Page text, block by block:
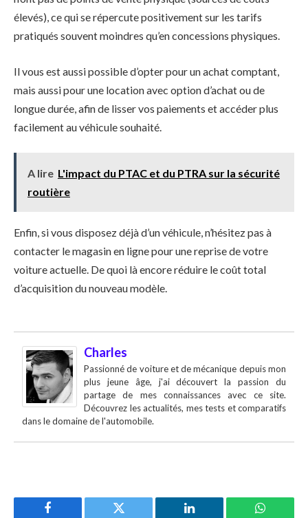
élevés), ce qui se répercute positivement sur les tarifs
pratiqués souvent moindres qu’en concessions physiques.
Il vous est aussi possible d’opter pour un achat comptant,
mais aussi pour une location avec option d’achat ou de
longue durée, afin de lisser vos paiements et accéder plus
facilement au véhicule souhaité.
A lire L'impact du PTAC et du PTRA sur la sécurité
routière
Enfin, si vous disposez déjà d’un véhicule, n’hésitez pas à
contacter le magasin en ligne pour une reprise de votre
voiture actuelle. De quoi là encore réduire le coût total
d’acquisition du nouveau modèle.
Charles
Passionné de voiture et de mécanique depuis mon
plus jeune âge, j'ai découvert la passion du
partage de mes connaissances avec ce site.
Découvrez les actualités, mes tests et comparatifs
dans le domaine de l'automobile.